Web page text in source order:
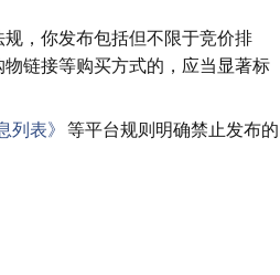
，你发布包括但不限于竞价排
链接等购买方式的，应当显著标
列表》
等平台规则明确禁止发布的